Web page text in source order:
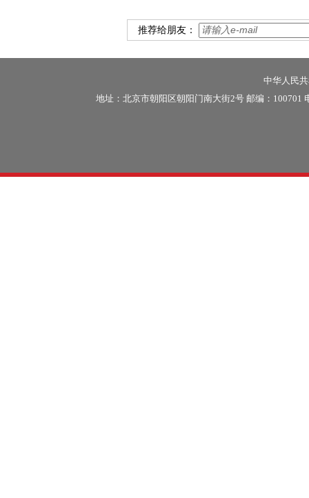
推荐给朋友：
中华人民
地址：北京市朝阳区朝阳门南大街2号 邮编：100701